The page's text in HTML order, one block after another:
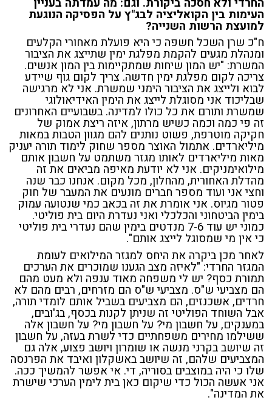
העימות בין הקואליציה לבג"ץ על הפסיקה הנוגעת
למועצת הרשות השנייה?
ח"כ שרן השכל חשפה כי היא פועלת מאחורי הקלעים
ומנהלת מגעים להקמת מפלגת ימין שתייצג את הציבור
המשרת: "יש המון שיחות שמתקיימות בין המון אנשים.
צריכה לקום מפלגת ימין חדשה. צריך לקום גוף שיידע
לבוא ולייצג את הציבור הימני שמשרת. אני לא מרגישה
שבליכוד אני מסוגלת לייצג את הימין האידיאולוגי
שמשרת ותורם את כל כולו למדינה. בשבועיים האחרונים
זה פי כמה וכמה כשיש מרתון, איזה ריצת אמוק של
חקיקה מוטרפת, פשוט נותנים להם מגוון הטבות במאות
מיליארדים. אתמול האוצר מספר שחוק לימוד תורה יעניק
מאות מיליארדים לאותו מגזר משתמט על חשבון אותם
מילואימניקים. אני לא יודעת מאיפה מביאים את זה
מהדלת האחורית, מהחלון, מכל מקום. אנחנו כבר שנה
וחצי אני ועוד מספר חברים מונעים את המעבר של חוק
פטור מגיוס. אני אומרת את זה בכאב כמי שנטועה עמוק
בימין הביטחוני והכלכלי ואני נעדרת היום בית פוליטי.
כמוני יש עוד 7-6 מנדטים בימין שהם נעדרי בית פוליטי
כי אין מי שמסוגל לייצג אותם".
לאחר מכן ביקרה את היחס למגזר המילואים לעומת
המגזר החרדי: "לאיזה מצב הגענו שמוכרים את הערכים
תמורת כסף? יש לי משפחה מאוד ענפה ולא מעט מהם
הם מצביעי ש"ס. מצביעי ש"ס הם מזרחים, רבים מהם לא
חרדים, אשכנזים, הם מצביעים בשביל אותם לומדי תורה,
אבל השוחד הפוליטי זה שניתן לקנות בכסף, בג'ובים,
במענקים, על חשבון מי? על חשבון מי? על חשבון אלה
ששילמו מחירים משפחתיים כדי לשרת בעזה, על חשבון
זה שיושב בקרני מנשה או שומרון ויושב פצוע, אלה גם
המצביעים שלהם, זה שיושב באשקלון ואיבד את הפרנסה
שלו כי היה במוצבים בסוריה, די. אי אפשר להמשיך ככה.
אני אעשה הכול כדי שיקום כאן בית לימין הערכי שישרת
את המדינה".